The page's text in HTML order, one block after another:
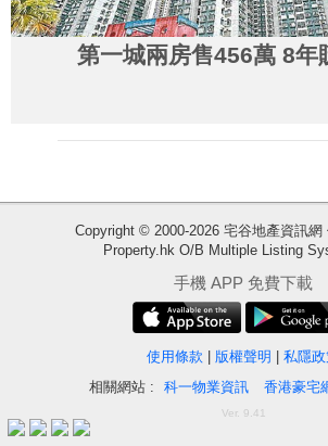
體
体
第一城兩房售456萬 8年
Copyright © 2000-2026 宅谷地產資訊網
Property.hk O/B Multiple Listing
手機 APP 免費下載
使用條款 | 版權聲明 | 私隱
相關網站 :
科一物業資訊 香港豪宅
Ver. 9.41